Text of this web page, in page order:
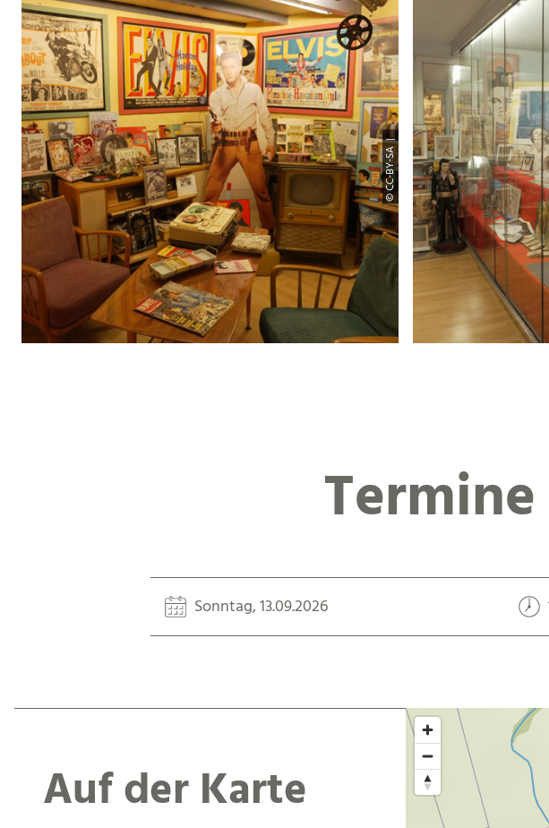
© CC-BY-SA |
Sonntag, 13.09.2026
Auf der Karte